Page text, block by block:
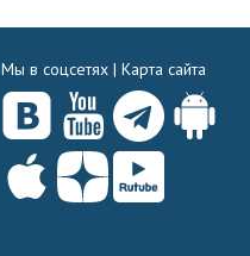
Мы в соцсетях | Карта сайта